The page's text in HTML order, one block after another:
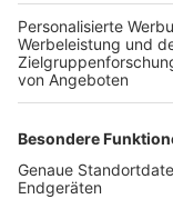
TOP-PARTNER